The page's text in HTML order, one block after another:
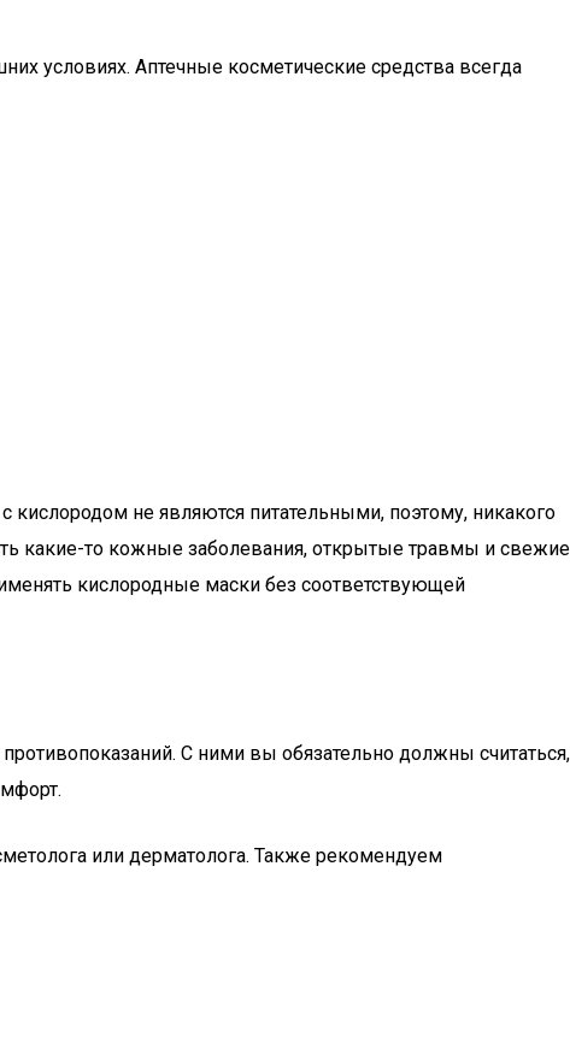
условиях. Аптечные косметические средства всегда
не являются питательными, поэтому, никакого
какие-то кожные заболевания, открытые травмы и свежие
кислородные маски без соответствующей
С ними вы обязательно должны считаться,
или дерматолога. Также рекомендуем